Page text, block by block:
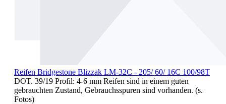
Reifen Bridgestone Blizzak LM-32C - 205/ 60/ 16C 100/98T
DOT. 39/19 Profil: 4-6 mm Reifen sind in einem guten
gebrauchten Zustand, Gebrauchsspuren sind vorhanden. (s.
Fotos)